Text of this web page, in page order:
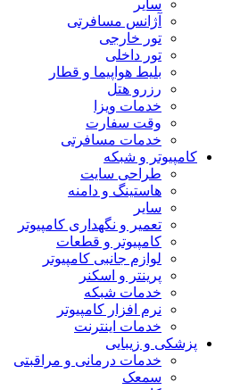
سایر
آژانس مسافرتی
تور خارجی
تور داخلی
بلیط هواپیما و قطار
رزرو هتل
خدمات ویزا
وقت سفارت
خدمات مسافرتی
کامپیوتر و شبکه
طراحی سایت
هاستینگ و دامنه
سایر
تعمیر و نگهداری کامپیوتر
کامپیوتر و قطعات
لوازم جانبی کامپیوتر
پرینتر و اسکنر
خدمات شبکه
نرم افزار کامپیوتر
خدمات اینترنت
پزشکی و زیبایی
خدمات درمانی و مراقبتی
سمعک